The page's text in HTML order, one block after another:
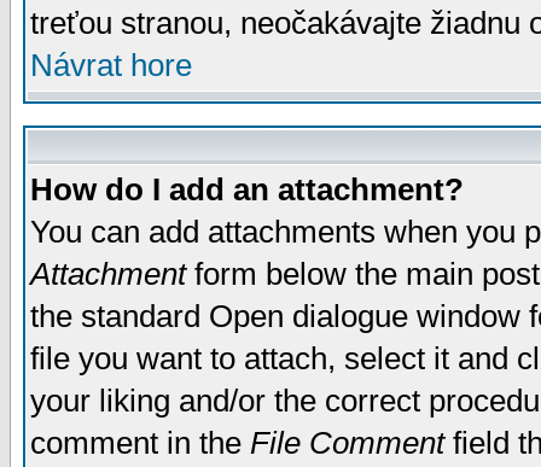
treťou stranou, neočakávajte žiadnu
Návrat hore
How do I add an attachment?
You can add attachments when you
Attachmentform below the main
the standard Open dialogue window
file you want to attach, select it and
your liking and/or the correct
comment in the File Commentfield